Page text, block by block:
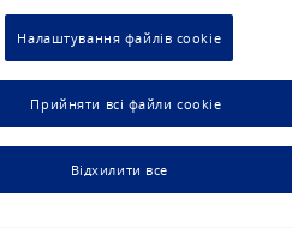
у
тому всі заходи з боку
симптомів у
може
батьки повинні стежити,
Налаштування файлів cookie
Відхилити все
Прийняти всі файли cookie